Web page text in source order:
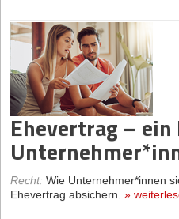
Ehevertrag –
Recht: Wie Unternehmer*innen
Ehevertrag absichern. »